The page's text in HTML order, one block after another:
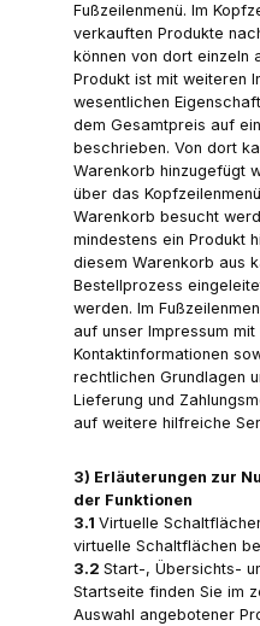
Fußzeilenmenü. Im
verkauften Produkte
können von dort einzeln
Produkt ist mit weiteren
wesentlichen
dem Gesamtpreis auf
beschrieben. Von dort
Warenkorb hinzugefügt
über das
Warenkorb besucht
mindestens ein Produkt
diesem Warenkorb aus
Bestellprozess
werden. Im
auf unser Impressum mit
Kontaktinformationen
rechtlichen Grundlagen
Lieferung und
auf weitere hilfreiche
3) Erläuterungen zur
der Funktionen
3.1 Virtuelle
virtuelle Schaltflächen
3.2 Start-, Übersichts-
Startseite finden Sie im
Auswahl angebotener